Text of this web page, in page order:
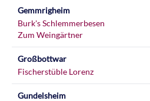
Gemmrigheim
Burk's Schlemmerbesen
Zum Weingärtner
Großbottwar
Fischerstüble Lorenz
Gundelsheim